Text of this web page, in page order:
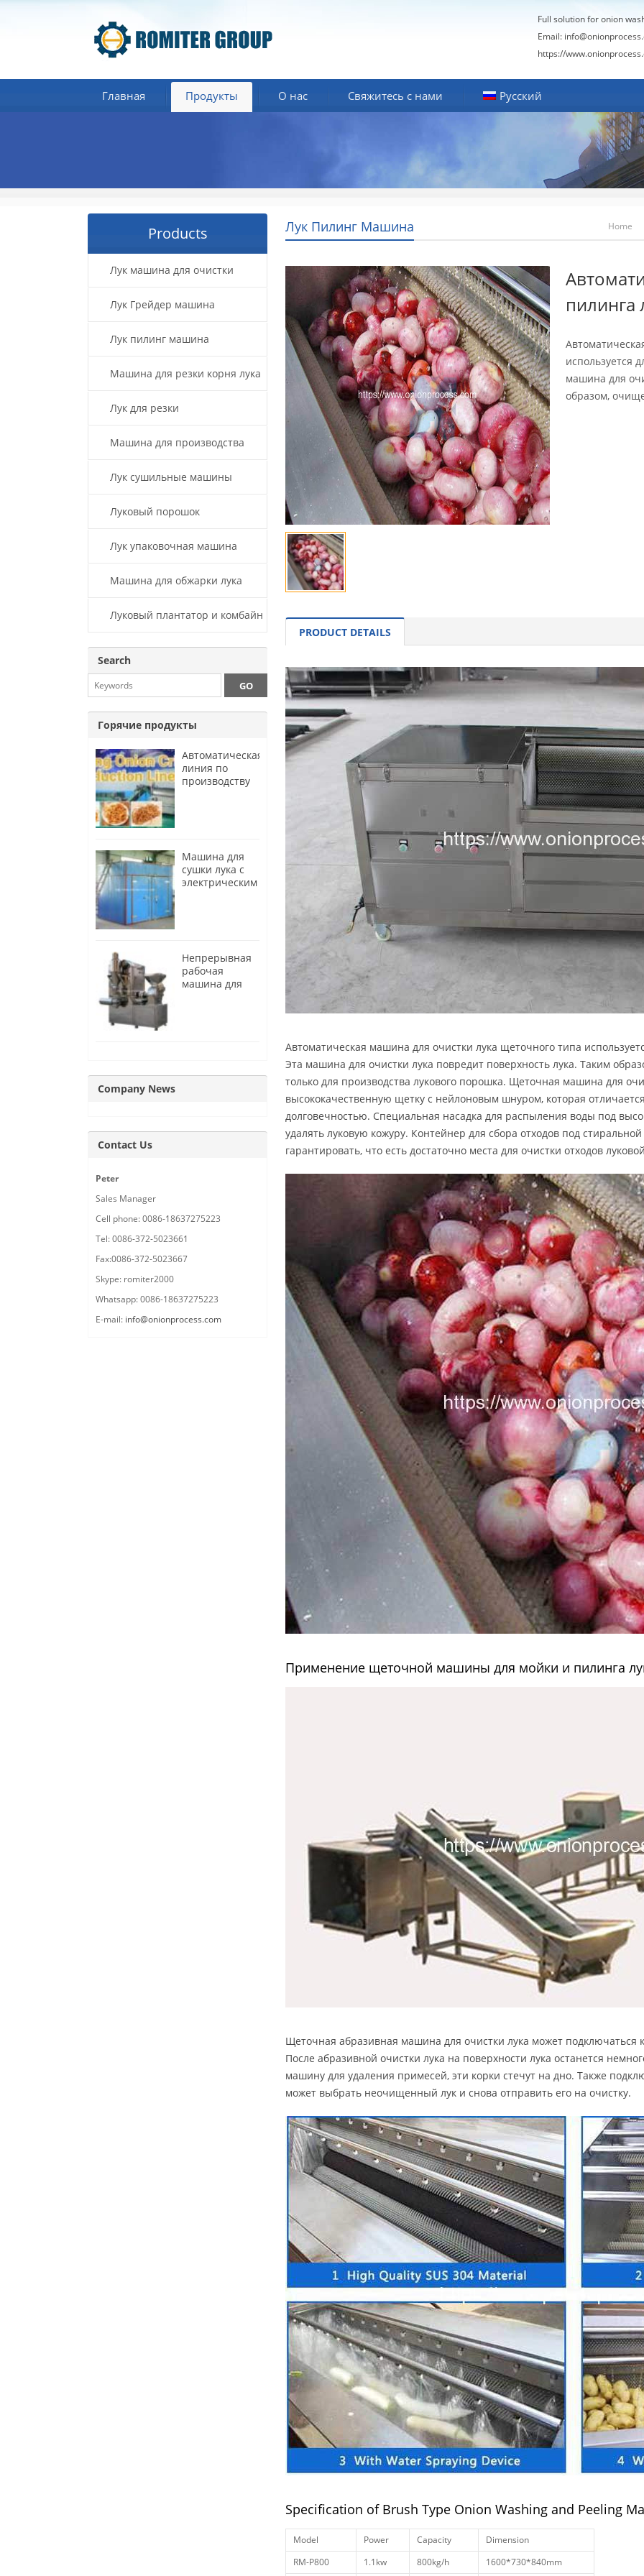
Full solution for onion
Email:
https://
Главная Продукты О нас Свяжитесь с нами Русский
Лук Пилинг Машина Home
пилинга
используется
машина для
образом,
PRODUCT DETAILS
Автоматическая машина для очистки лука щеточного типа
Эта машина для очистки лука повредит поверхность лука. Таким
только для производства лукового порошка. Щеточная машина для
высококачественную щетку с нейлоновым шнуром, которая
долговечностью. Специальная насадка для распыления воды под
удалять луковую кожуру. Контейнер для сбора отходов под
гарантировать, что есть достаточно места для очистки отходов
Применение щеточной машины для мойки и пилинга
Щеточная абразивная машина для очистки лука может
После абразивной очистки лука на поверхности лука останется
машину для удаления примесей, эти корки стечут на дно. Также
может выбрать неочищенный лук и снова отправить его на очистку.
Specification of Brush Type Onion Washing and Peeling
Model Power Capacity
Dimension
RM-P800
1.1kw 800kg/h 1600*730*840mm
Products
Лук машина для очистки
Лук Грейдер машина
Лук пилинг машина
Машина для резки корня лука
Лук для резки
Машина для производства
луковой пасты
Лук сушильные машины
Луковый порошок
производственная линия
Лук упаковочная машина
Машина для обжарки лука
Луковый плантатор и комбайн
Search
Горячие продукты
Автоматическая
линия по
производству
Машина для
сушки лука с
электрическим
Непрерывная
рабочая
машина для
Company News
Contact Us
Peter
Sales Manager
Cell phone: 0086-18637275223
Tel: 0086-372-5023661
Fax:0086-372-5023667
Skype: romiter2000
Whatsapp: 0086-18637275223
E-mail: info@onionprocess.com